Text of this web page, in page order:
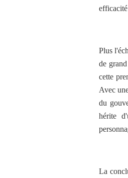
Plus
de
cette
Avec
du
hérite
La